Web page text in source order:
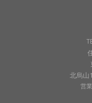
北烏山
営